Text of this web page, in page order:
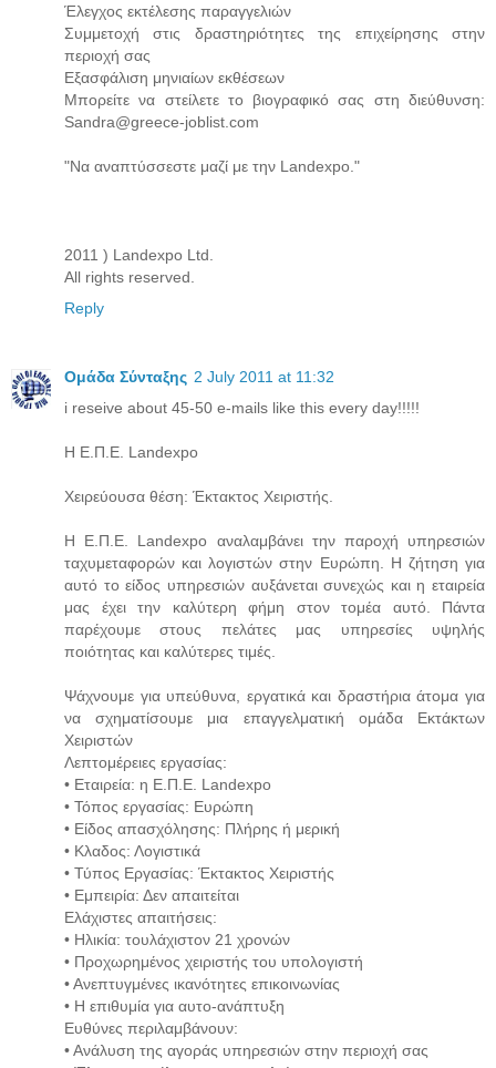
Έλεγχος εκτέλεσης παραγγελιών
Συμμετοχή στις δραστηριότητες της επιχείρησης στην
περιοχή σας
Εξασφάλιση μηνιαίων εκθέσεων
Μπορείτε να στείλετε το βιογραφικό σας στη διεύθυνση:
Sandra@greece-joblist.com
"Να αναπτύσσεστε μαζί με την Landexpo."
2011 ) Landexpo Ltd.
All rights reserved.
Reply
Ομάδα Σύνταξης 2 July 2011 at 11:32
i reseive about 45-50 e-mails like this every day!!!!!
Η Ε.Π.Ε. Landexpo
Χειρεύουσα θέση: Έκτακτος Χειριστής.
Η Ε.Π.Ε. Landexpo αναλαμβάνει την παροχή υπηρεσιών
ταχυμεταφορών και λογιστών στην Ευρώπη. Η ζήτηση για
αυτό το είδος υπηρεσιών αυξάνεται συνεχώς και η εταιρεία
μας έχει την καλύτερη φήμη στον τομέα αυτό. Πάντα
παρέχουμε στους πελάτες μας υπηρεσίες υψηλής
ποιότητας και καλύτερες τιμές.
Ψάχνουμε για υπεύθυνα, εργατικά και δραστήρια άτομα για
να σχηματίσουμε μια επαγγελματική ομάδα Εκτάκτων
Χειριστών
Λεπτομέρειες εργασίας:
• Εταιρεία: η Ε.Π.Ε. Landexpo
• Τόπος εργασίας: Ευρώπη
• Είδος απασχόλησης: Πλήρης ή μερική
• Κλαδος: Λογιστικά
• Τύπος Εργασίας: Έκτακτος Χειριστής
• Εμπειρία: Δεν απαιτείται
Ελάχιστες απαιτήσεις:
• Ηλικία: τουλάχιστον 21 χρονών
• Προχωρημένος χειριστής του υπολογιστή
• Ανεπτυγμένες ικανότητες επικοινωνίας
• Η επιθυμία για αυτο-ανάπτυξη
Ευθύνες περιλαμβάνουν:
• Ανάλυση της αγοράς υπηρεσιών στην περιοχή σας